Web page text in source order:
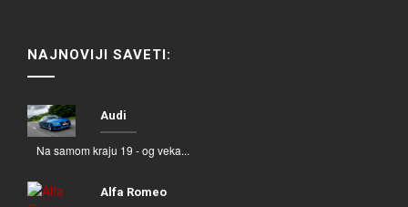
NAJNOVIJI SAVETI:
Audi
Na samom kraju 19 - og veka...
Alfa Romeo